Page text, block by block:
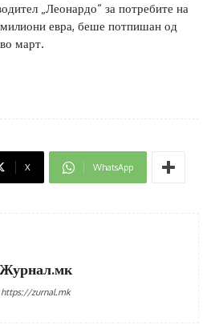
„Леонардо“ за потребите на
евра, беше потпишан од
март.
X WhatsApp
Журнал.мк
https://zurnal.mk